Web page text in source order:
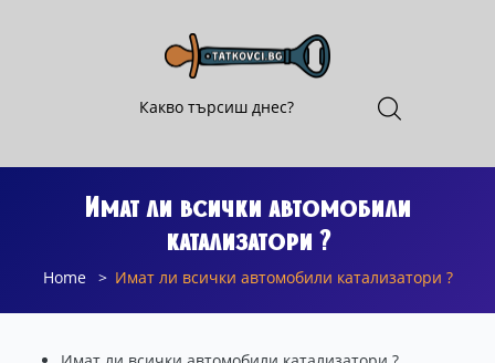
Имат ли всички автомобили
катализатори ?
Home Имат ли всички автомобили катализатори ?